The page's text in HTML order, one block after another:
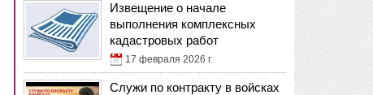
Извещение о начале
выполнения комплексных
кадастровых работ
17 февраля 2026 г.
Служи по контракту в войсках